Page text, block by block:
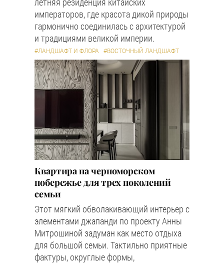
летняя резиденция китайских
императоров, где красота дикой природы
гармонично соединилась с архитектурой
и традициями великой империи.
#ЛАНДШАФТ И ФЛОРА #ВОСТОЧНЫЙ ЛАНДШАФТ
Квартира на черноморском
побережье для трех поколений
семьи
Этот мягкий обволакивающий интерьер с
элементами джапанди по проекту Анны
Митрошиной задуман как место отдыха
для большой семьи. Тактильно приятные
фактуры, округлые формы,